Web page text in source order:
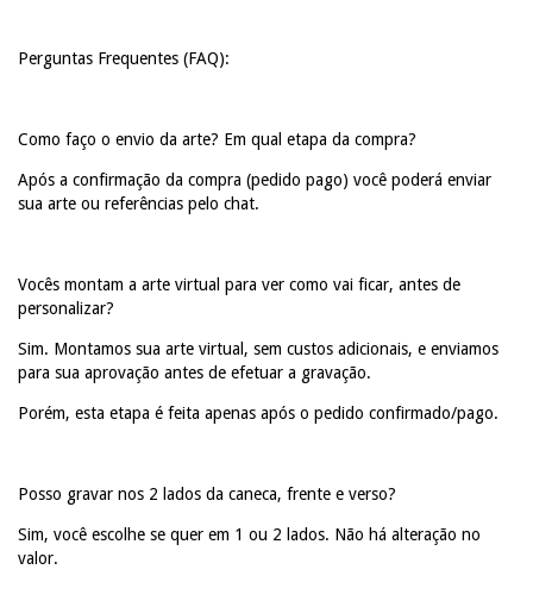
Perguntas Frequentes (FAQ):
Como faço o envio da arte? Em qual etapa da compra?
Após a confirmação da compra (pedido pago) você poderá enviar
sua arte ou referências pelo chat.
Vocês montam a arte virtual para ver como vai ficar, antes de
personalizar?
Sim. Montamos sua arte virtual, sem custos adicionais, e enviamos
para sua aprovação antes de efetuar a gravação.
Porém, esta etapa é feita apenas após o pedido confirmado/pago.
Posso gravar nos 2 lados da caneca, frente e verso?
Sim, você escolhe se quer em 1 ou 2 lados. Não há alteração no
valor.